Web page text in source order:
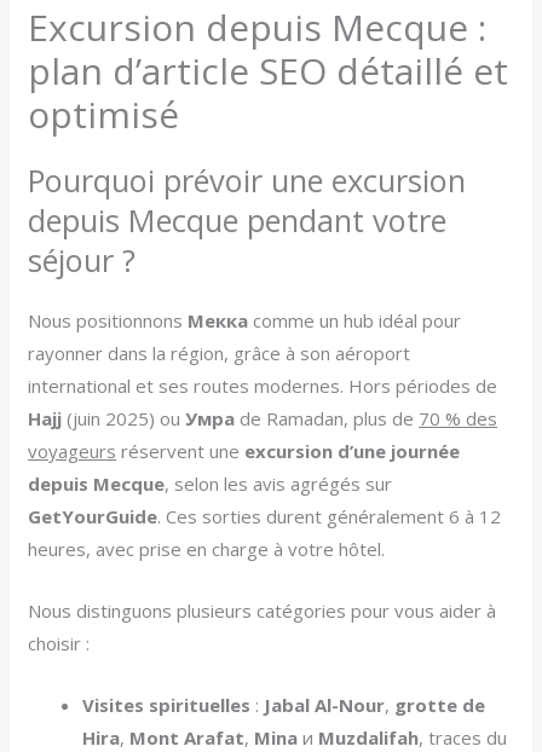
Excursion depuis Mecque :
plan d’article SEO détaillé et
optimisé
Pourquoi prévoir une excursion
depuis Mecque pendant votre
séjour ?
Nous positionnons Мекка comme un hub idéal pour
rayonner dans la région, grâce à son aéroport
international et ses routes modernes. Hors périodes de
Hajj (juin 2025) ouУмра de Ramadan, plus de 70 % des
voyageurs réservent une excursion d’une journée
depuis Mecque, selon les avis agrégés sur
GetYourGuide. Ces sorties durent généralement 6 à 12
heures, avec prise en charge à votre hôtel.
Nous distinguons plusieurs catégories pour vous aider à
choisir :
Visites spirituelles : Jabal Al-Nour, grotte de
Hira, Mont Arafat, Mina и Muzdalifah, traces du